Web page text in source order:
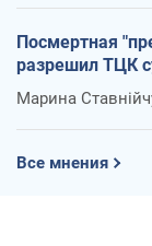
Посмертная
разрешил ТЦК
Марина
Все мнения